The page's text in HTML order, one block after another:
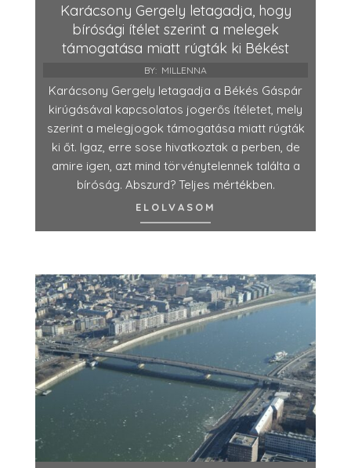
Karácsony Gergely letagadja, hogy
bírósági ítélet szerint a melegek
támogatása miatt rúgták ki Békést
BY: MILLENNA
Karácsony Gergely letagadja a Békés Gáspár
kirúgásával kapcsolatos jogerős ítéletet, mely
szerint a melegjogok támogatása miatt rúgták
ki őt. Igaz, erre sose hivatkoztak a perben, de
amire igen, azt mind törvénytelennek találta a
bíróság. Abszurd? Teljes mértékben.
ELOLVASOM